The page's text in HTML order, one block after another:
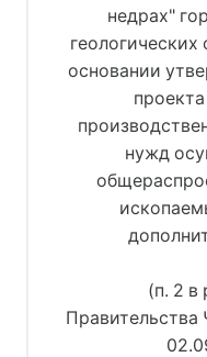
недрах"
основании
нужд
(п. 2 в
Правительства